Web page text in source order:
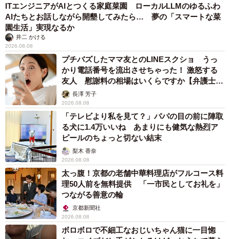
ITエンジニアがAIとつくる家庭菜園 ローカルLLMのゆるふわ
AIたちとお話しながら開墾してみたら… 夢の「スマートな菜
園生活」実現なるか
井二 かける
2026.08.08
プチバズしたママ友とのLINEスクショ うっ
かり電話番号を流出させちゃった！ 激怒する
友人 慰謝料の相場はいくらですか【弁護士が
解説】長澤 芳子
2026.08.08
「テレビより私を見て？」パパの目の前に陣取
る犬に1.4万いいね あまりにも健気な熱烈ア
ピールのちょっと切ない結末
梨木 香奈
2026.08.08
太っ腹！京都の老舗中華料理店がフルコース料
理50人前を無料提供 「一市民としてお礼を」
つながる善意の輪
京都新聞社
2026.08.08
ボロボロで不細工なおじいちゃん猫に一目惚